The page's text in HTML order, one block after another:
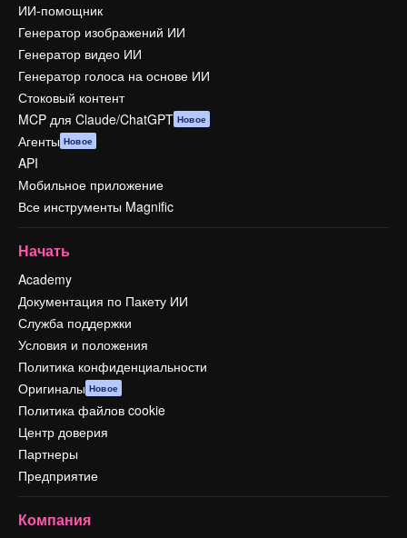
ИИ-помощник
Генератор изображений ИИ
Генератор видео ИИ
Генератор голоса на основе ИИ
Стоковый контент
MCP для Claude/ChatGPT Новое
Агенты Новое
API
Мобильное приложение
Все инструменты Magnific
Начать
Academy
Документация по Пакету ИИ
Служба поддержки
Условия и положения
Политика конфиденциальности
Оригиналы Новое
Политика файлов cookie
Центр доверия
Партнеры
Предприятие
Компания